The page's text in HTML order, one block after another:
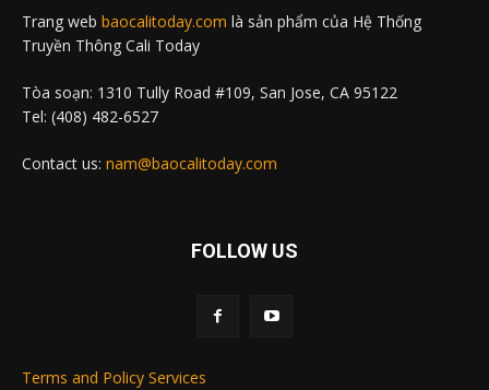
Trang web baocalitoday.com là sản phẩm của Hệ Thống
Truyền Thông Cali Today
Tòa soạn: 1310 Tully Road #109, San Jose, CA 95122
Tel: (408) 482-6527
Contact us: nam@baocalitoday.com
FOLLOW US
Terms and Policy Services